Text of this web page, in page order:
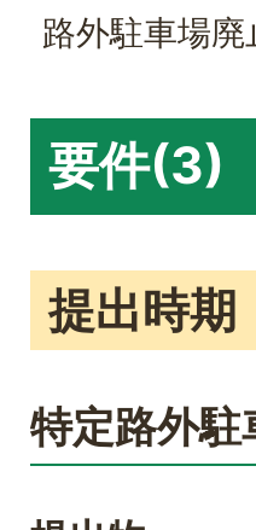
路外駐車場
要件(3)
提出時期
特定路外